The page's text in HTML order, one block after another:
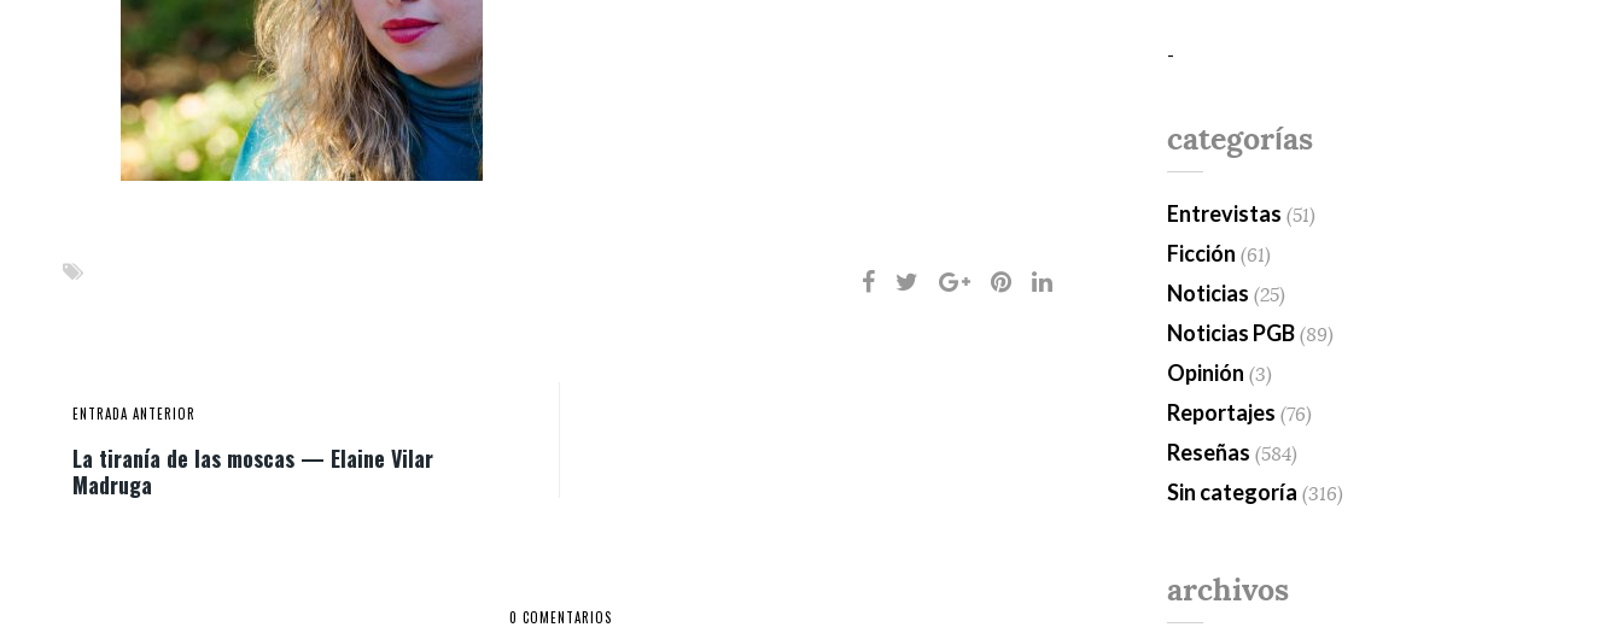
ENTRADA ANTERIOR
La tiranía de las moscas — Elaine Vilar
Madruga
0 COMENTARIOS
-
categorías
Entrevistas (51)
Ficción (61)
Noticias (25)
Noticias PGB (89)
Opinión (3)
Reportajes (76)
Reseñas (584)
Sin categoría (316)
archivos